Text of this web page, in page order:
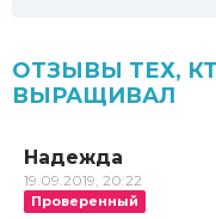
ОТЗЫВЫ ТЕХ,
ВЫРАЩИВАЛ
Надежда
19.09.2019, 20:22
Проверенный